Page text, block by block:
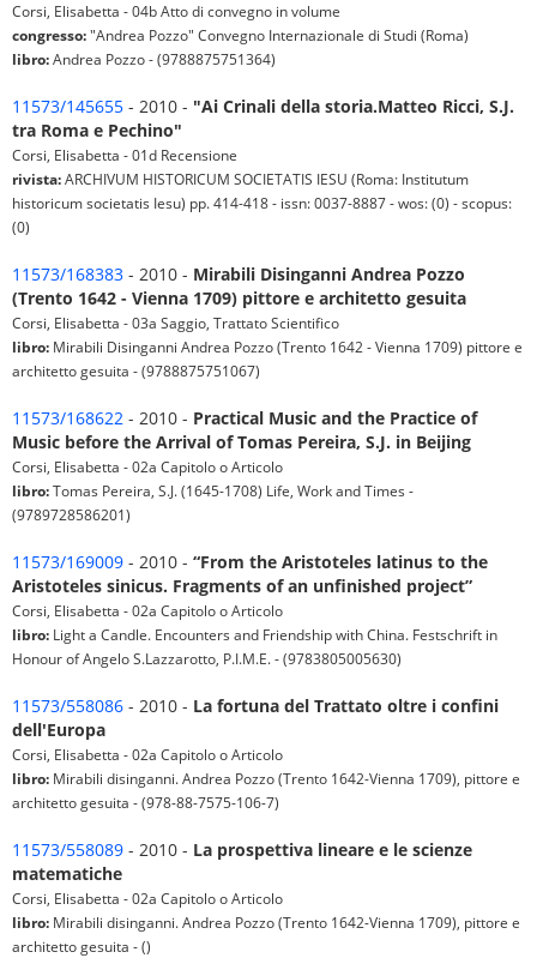
Corsi, Elisabetta - 04b Atto di convegno in volume
congresso:"Andrea Pozzo" Convegno Internazionale di Studi (Roma)
libro:Andrea Pozzo - (9788875751364)
11573/145655 - 2010 - "Ai Crinali della storia.Matteo Ricci, S.J.
tra Roma e Pechino"
Corsi, Elisabetta - 01d Recensione
rivista:ARCHIVUM HISTORICUM SOCIETATIS IESU (Roma: Institutum
historicum societatis Iesu) pp. 414-418 - issn: 0037-8887 - wos: (0) - scopus:
(0)
11573/168383 - 2010 - Mirabili Disinganni Andrea Pozzo
(Trento 1642 - Vienna 1709) pittore e architetto gesuita
Corsi, Elisabetta - 03a Saggio, Trattato Scientifico
libro: Mirabili Disinganni Andrea Pozzo (Trento 1642 - Vienna 1709) pittore e
architetto gesuita - (9788875751067)
11573/168622 - 2010 - Practical Music and the Practice of
Music before the Arrival of Tomas Pereira, S.J. in Beijing
Corsi, Elisabetta - 02a Capitolo o Articolo
libro:Tomas Pereira, S.J. (1645-1708) Life, Work and Times -
(9789728586201)
11573/169009 - 2010 - “From the Aristoteles latinus to the
Aristoteles sinicus. Fragments of an unfinished project”
Corsi, Elisabetta - 02a Capitolo o Articolo
libro: Light a Candle. Encounters and Friendship with China. Festschrift in
Honour of Angelo S.Lazzarotto, P.I.M.E. - (9783805005630)
11573/558086 - 2010 - La fortuna del Trattato oltre i confini
dell'Europa
Corsi, Elisabetta - 02a Capitolo o Articolo
libro: Mirabili disinganni. Andrea Pozzo (Trento 1642-Vienna 1709), pittore e
architetto gesuita - (978-88-7575-106-7)
11573/558089 - 2010 - La prospettiva lineare e le scienze
matematiche
Corsi, Elisabetta - 02a Capitolo o Articolo
libro: Mirabili disinganni. Andrea Pozzo (Trento 1642-Vienna 1709), pittore e
architetto gesuita - ()